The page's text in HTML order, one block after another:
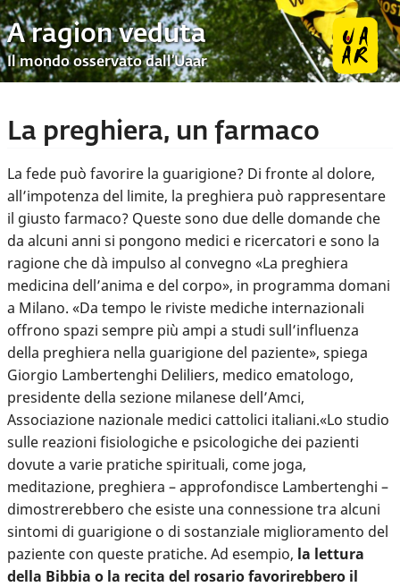
A ragion veduta
Il mondo osservato dall’Uaar
La preghiera, un farmaco
La fede può favorire la guarigione? Di fronte al dolore,
all’impotenza del limite, la preghiera può rappresentare
il giusto farmaco? Queste sono due delle domande che
da alcuni anni si pongono medici e ricercatori e sono la
ragione che dà impulso al convegno «La preghiera
medicina dell’anima e del corpo», in programma domani
a Milano. «Da tempo le riviste mediche internazionali
offrono spazi sempre più ampi a studi sull’influenza
della preghiera nella guarigione del paziente», spiega
Giorgio Lambertenghi Deliliers, medico ematologo,
presidente della sezione milanese dell’Amci,
Associazione nazionale medici cattolici italiani.«Lo studio
sulle reazioni fisiologiche e psicologiche dei pazienti
dovute a varie pratiche spirituali, come joga,
meditazione, preghiera – approfondisce Lambertenghi –
dimostrerebbero che esiste una connessione tra alcuni
sintomi di guarigione o di sostanziale miglioramento del
paziente con queste pratiche. Ad esempio, la lettura
della Bibbia o la recita del rosario favorirebbero il